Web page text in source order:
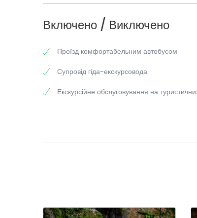
Включено / Виключено
Проїзд комфортабельним автобусом
Супровід гіда-екскурсовода
Екскурсійне обслуговування на